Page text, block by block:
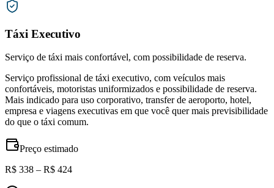
Táxi Executivo
Serviço de táxi mais confortável, com possibilidade de reserva.
Serviço profissional de táxi executivo, com veículos mais
confortáveis, motoristas uniformizados e possibilidade de reserva.
Mais indicado para uso corporativo, transfer de aeroporto, hotel,
empresa e viagens executivas em que você quer mais previsibilidade
do que o táxi comum.
Preço estimado
R$ 338 – R$ 424